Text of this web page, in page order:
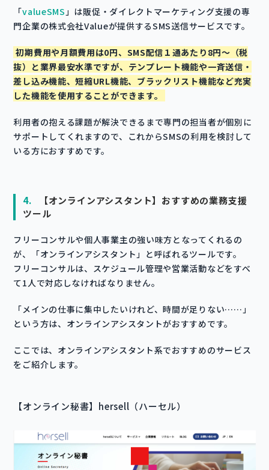
「valueSMS」は販促・ダイレクトマーケティング支援の専
門企業の株式会社Valueが提供するSMS送信サービスです。
初期費用や月額費用は0円、SMS配信１通あたり8円～（税
抜）と業界最安水準ですが、テンプレート機能や一斉送信・
差し込み機能、短縮URL機能、ブラックリスト機能など充実
した機能を使用することができます。
利用者の抱える課題が解決できるまで専門の担当者が個別に
サポートしてくれますので、これからSMSの利用を検討して
いる方におすすめです。
4.
【オンラインアシスタント】おすすめの業務支援
ツール
フリーコンサルや個人事業主の強い味方となってくれるの
が、「オンラインアシスタント」と呼ばれるツールです。
フリーコンサルは、スケジュール管理や営業活動などをすべ
て1人で対応しなければなりません。
「メインの仕事に集中したいけれど、時間が足りない……」
という方は、オンラインアシスタントがおすすめです。
ここでは、オンラインアシスタント系でおすすめのサービス
をご紹介します。
【オンライン秘書】hersell（ハーセル）